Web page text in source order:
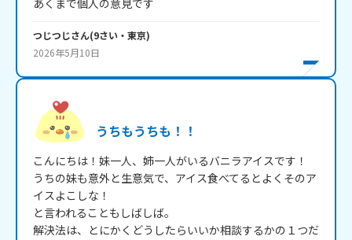
つじつじさん(9さい・ 東京)
2026年5月10日
うちもうちも！！
こんにちは！妹一人、姉一人がいるバニラアイスです！
うちの妹も意外と生意気で、アイス食べてるとよくそのア
イスよこしな！
と言われることもしばしば。
解決法は、とにかくどうしたらいいか相談するかの１つだ